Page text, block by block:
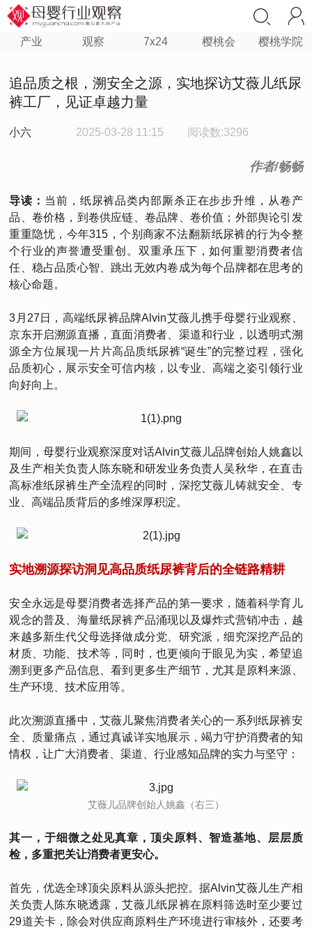
产业 观察 7x24 樱桃会 樱桃学院
追品质之根，溯安全之源，实地探访艾薇儿纸尿
裤工厂，见证卓越力量
小六 2025-03-28 11:15 阅读数:3296
作者/畅畅
导读： 当前，纸尿裤品类内部厮杀正在步步升维，从卷产
品、卷价格，到卷供应链、卷品牌、卷价值；外部舆论引发
重重隐忧，今年315，个别商家不法翻新纸尿裤的行为令整
个行业的声誉遭受重创。双重承压下，如何重塑消费者信
任、稳占品质心智、跳出无效内卷成为每个品牌都在思考的
核心命题。
3月27日，高端纸尿裤品牌Alvin艾薇儿携手母婴行业观察、
京东开启溯源直播，直面消费者、渠道和行业，以透明式溯
源全方位展现一片片高品质纸尿裤“诞生”的完整过程，强化
品质初心，展示安全可信内核，以专业、高端之姿引领行业
向好向上。
期间，母婴行业观察深度对话Alvin艾薇儿品牌创始人姚鑫以
及生产相关负责人陈东晓和研发业务负责人吴秋华，在直击
高标准纸尿裤生产全流程的同时，深挖艾薇儿铸就安全、专
业、高端品质背后的多维深厚积淀。
实地溯源探访洞见高品质纸尿裤背后的全链路精耕
安全永远是母婴消费者选择产品的第一要求，随着科学育儿
观念的普及、海量纸尿裤产品涌现以及爆炸式营销冲击，越
来越多新生代父母选择做成分党、研究派，细究深挖产品的
材质、功能、技术等，同时，也更倾向于眼见为实，希望追
溯到更多产品信息、看到更多生产细节，尤其是原料来源、
生产环境、技术应用等。
此次溯源直播中，艾薇儿聚焦消费者关心的一系列纸尿裤安
全、质量痛点，通过真诚详实地展示，竭力守护消费者的知
情权，让广大消费者、渠道、行业感知品牌的实力与坚守：
艾薇儿品牌创始人姚鑫（右三）
其一，于细微之处见真章，顶尖原料、智造基地、层层质
检，多重把关让消费者更安心。
首先，优选全球顶尖原料从源头把控。据Alvin艾薇儿生产相
关负责人陈东晓透露，艾薇儿纸尿裤在原料筛选时至少要过
29道关卡，除会对供应商原料生产环境进行审核外，还要考